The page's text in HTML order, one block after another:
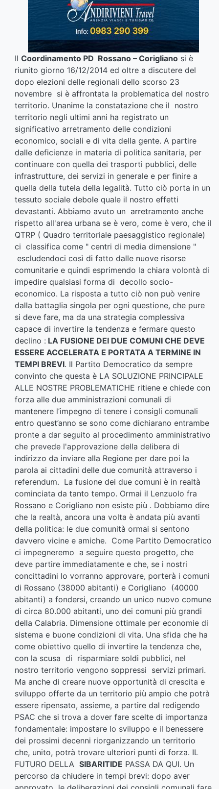
Il Coordinamento PD Rossano – Corigliano si è
riunito giorno 16/12/2014 ed oltre a discutere del
dopo elezioni delle regionali dello scorso 23
novembre si è affrontata la problematica del nostro
territorio. Unanime la constatazione che il nostro
territorio negli ultimi anni ha registrato un
significativo arretramento delle condizioni
economico, sociali e di vita della gente. A partire
dalle deficienze in materia di politica sanitaria, per
continuare con quella dei trasporti pubblici, delle
infrastrutture, dei servizi in generale e per finire a
quella della tutela della legalità. Tutto ciò porta in un
tessuto sociale debole quale il nostro effetti
devastanti. Abbiamo avuto un arretramento anche
rispetto all'area urbana se è vero, come è vero, che il
QTRP ( Quadro territoriale paesaggistico regionale)
ci classifica come " centri di media dimensione "
escludendoci così di fatto dalle nuove risorse
comunitarie e quindi esprimendo la chiara volontà di
impedire qualsiasi forma di decollo socio-
economico. La risposta a tutto ciò non può venire
dalla battaglia singola per ogni questione, che pure
si deve fare, ma da una strategia complessiva
capace di invertire la tendenza e fermare questo
declino : LA FUSIONE DEI DUE COMUNI CHE DEVE
ESSERE ACCELERATA E PORTATA A TERMINE IN
TEMPI BREVI. Il Partito Democratico da sempre
convinto che questa è LA SOLUZIONE PRINCIPALE
ALLE NOSTRE PROBLEMATICHE ritiene e chiede con
forza alle due amministrazioni comunali di
mantenere l’impegno di tenere i consigli comunali
entro quest’anno se sono come dichiarano entrambe
pronte a dar seguito al procedimento amministrativo
che prevede l'approvazione della delibera di
indirizzo da inviare alla Regione per dare poi la
parola ai cittadini delle due comunità attraverso i
referendum. La fusione dei due comuni è in realtà
cominciata da tanto tempo. Ormai il Lenzuolo fra
Rossano e Corigliano non esiste più . Dobbiamo dire
che la realtà, ancora una volta è andata più avanti
della politica: le due comunità ormai si sentono
davvero vicine e amiche. Come Partito Democratico
ci impegneremo a seguire questo progetto, che
deve partire immediatamente e che, se i nostri
concittadini lo vorranno approvare, porterà i comuni
di Rossano (38000 abitanti) e Corigliano (40000
abitanti) a fondersi, creando un unico nuovo comune
di circa 80.000 abitanti, uno dei comuni più grandi
della Calabria. Dimensione ottimale per economie di
sistema e buone condizioni di vita. Una sfida che ha
come obiettivo quello di invertire la tendenza che,
con la scusa di risparmiare soldi pubblici, nel
nostro territorio vengono soppressi servizi primari.
Ma anche di creare nuove opportunità di crescita e
sviluppo offerte da un territorio più ampio che potrà
essere ripensato, assieme, a partire dal redigendo
PSAC che si trova a dover fare scelte di importanza
fondamentale: impostare lo sviluppo e il benessere
dei prossimi decenni riorganizzando un territorio
che, unito, potrà trovare ulteriori punti di forza. IL
FUTURO DELLA SIBARITIDE PASSA DA QUI. Un
percorso da chiudere in tempi brevi: dopo aver